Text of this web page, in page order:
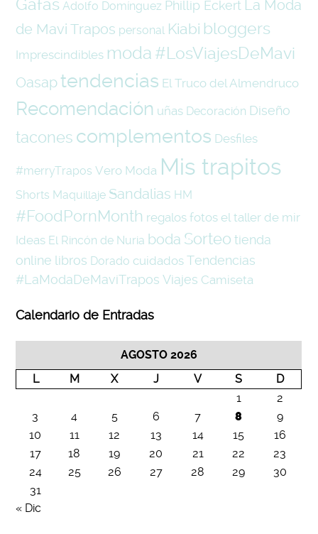
Gafas Adolfo Domínguez Phillip Eckert La Moda
de Mavi Trapos personal Kiabi bloggers
Imprescindibles moda #LosViajesDeMavi
Oasap tendencias El Truco del Almendruco
Recomendación uñas Decoración Diseño
tacones complementos Desfiles
#merryTrapos Vero Moda Mis trapitos
Shorts Maquillaje Sandalias HM
#FoodPornMonth regalos fotos el taller de mir
Ideas El Rincón de Nuria boda Sorteo tienda
online libros Dorado cuidados Tendencias
#LaModaDeMaviTrapos Viajes Camiseta
Calendario de Entradas
AGOSTO 2026
L
M X J V S
D
1
2
3
4 5 6 7 8
9
10
11 12 13 14 15
16
17
18 19 20 21 22
23
24
25 26 27 28 29
30
31
« Dic